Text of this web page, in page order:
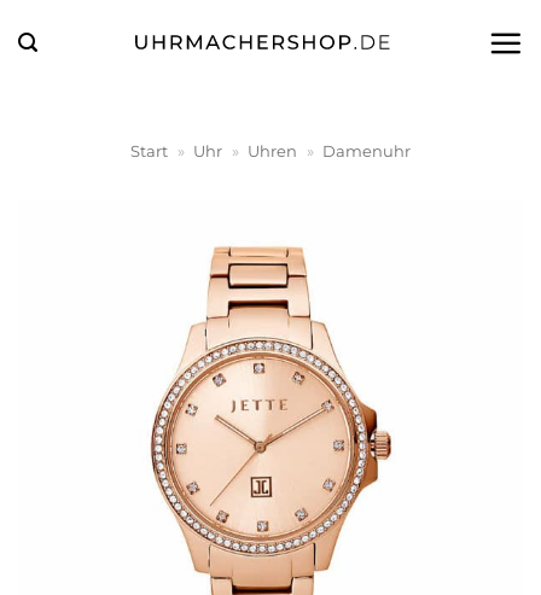
Inhalt
Start » Uhr » Uhren » Damenuhr